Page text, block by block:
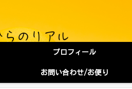
プロフィール
お問い合わせ/お便り